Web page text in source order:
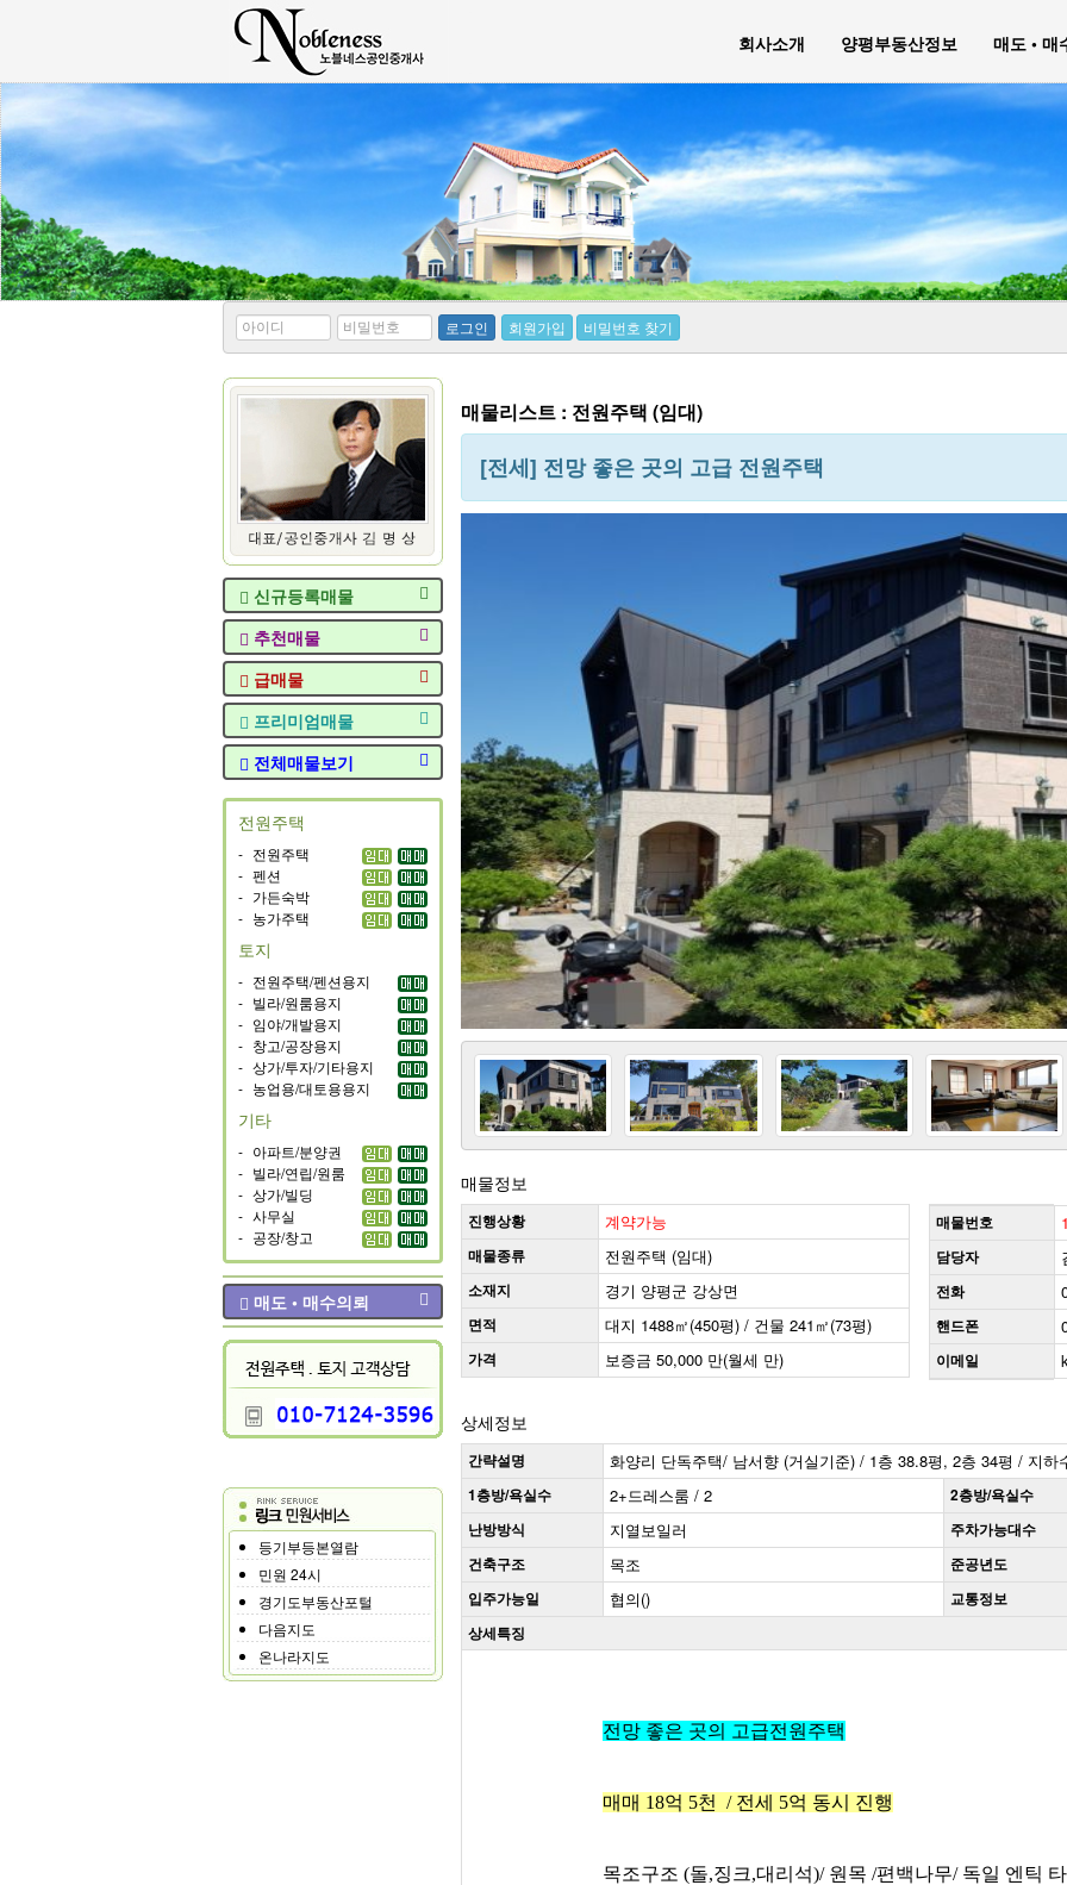
회사소개 양평부동산정보 매도 •
*
아
디
*
비
번
호
로그인 회원가입 비밀번호 찾기
신규등록매물
추천매물
급매물
프리미엄매물
전체매물보기
전원주택
- 전원주택
- 펜션
- 가든숙박
- 농가주택
토지
- 전원주택/펜션용지
- 빌라/원룸용지
- 임야/개발용지
- 창고/공장용지
- 상가/투자/기타용지
- 농업용/대토용용지
기타
- 아파트/분양권
- 빌라/연립/원룸
- 상가/빌딩
- 사무실
- 공장/창고
매도 • 매수의뢰
등기부등본열람
민원 24시
경기도부동산포털
다음지도
온나라지도
매물리스트 : 전원주택 (임대)
[전세] 전망 좋은 곳의 고급 전원주택
매물정보
진행상황 계약가능
매물종류 전원주택 (임대)
소재지 경기 양평군 강상면
면적 대지 1488㎡(450평) / 건물 241㎡(73평)
가격 보증금 50,000 만(월세 만)
매물번호
담당자
전화
핸드폰
이메일
상세정보
간략설명 화양리 단독주택/ 남서향 (거실기준) / 1층 38.8평, 2층 34평 / 지
1층방/욕실수 2+드레스룸 / 2
2층방/욕실수
난방방식
지열보일러
주차가능대수
건축구조
목조
준공년도
입주가능일
협의()
교통정보
상세특징
전망 좋은 곳의 고급전원주택
매매 18억 5천 / 전세 5억 동시 진행
목조구조 (돌,징크,대리석)/ 원목 /편백나무/ 독일 엔틱